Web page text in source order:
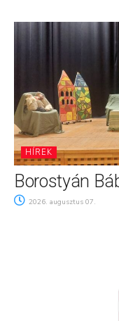
HÍREK
Borostyán
2026. augusztus 07.